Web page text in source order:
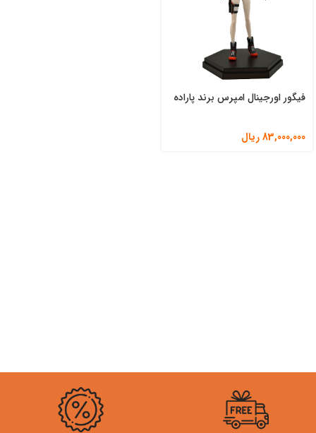
فیگور اورجینال امپرس برند پاراده
83,000,000ریال